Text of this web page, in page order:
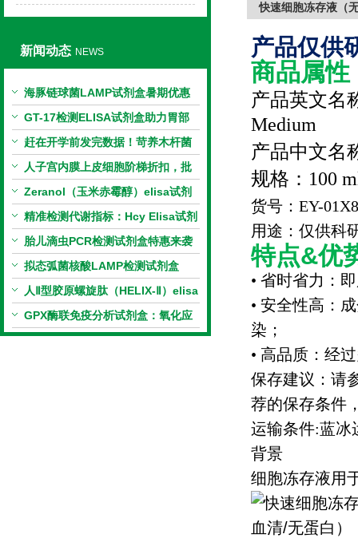
新闻动态 NEWS
海豚链球菌LAMP试剂盒暑期优惠
GT-17检测ELISA试剂盒助力胃部
相关指标样本定量研究
赶在开学前发完数据！苛养木杆菌
PCR检测试剂盒暑假优惠开启
人子宫内膜上皮细胞阶梯折扣，批
量更划算
Zeranol（玉米赤霉醇）elisa试剂
盒特惠
精准检测代谢指标：Hcy Elisa试剂
盒的科研应用与技术特点
胎儿滴虫PCR检测试剂盒特惠来袭
拟态弧菌核酸LAMP检测试剂盒
（恒温荧光法）新品上市优惠活动
人Ⅱ型胶原螺旋肽（HELIX-Ⅱ）elisa
试剂盒科研优惠活动开启
GPX酶联免疫分析试剂盒：氧化应
激研究精准检测工具
快速细胞冻存液（
产品仅供
商品属性
产品英文名
Medium
产品中文名
规格： 100
货号： EY-
用途：仅供科
特点&优
• 省时省力：
• 安全性高：
染；
• 高品质：经
保存建议：请
荐的保存条件
运输条件:蓝冰
背景
细胞冻存液用